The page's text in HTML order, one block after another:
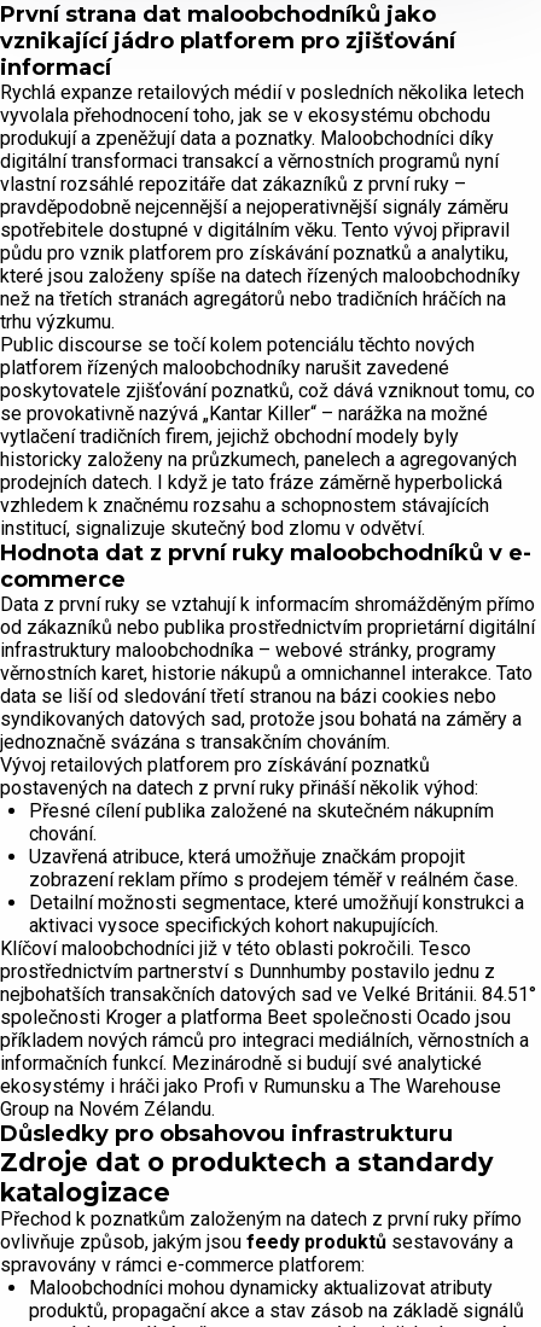
První strana dat maloobchodníků jako
vznikající jádro platforem pro zjišťování
informací
Rychlá expanze retailových médií v posledních několika letech
vyvolala přehodnocení toho, jak se v ekosystému obchodu
produkují a zpeněžují data a poznatky. Maloobchodníci díky
digitální transformaci transakcí a věrnostních programů nyní
vlastní rozsáhlé repozitáře dat zákazníků z první ruky –
pravděpodobně nejcennější a nejoperativnější signály záměru
spotřebitele dostupné v digitálním věku. Tento vývoj připravil
půdu pro vznik platforem pro získávání poznatků a analytiku,
které jsou založeny spíše na datech řízených maloobchodníky
než na třetích stranách agregátorů nebo tradičních hráčích na
trhu výzkumu.
Public discourse se točí kolem potenciálu těchto nových
platforem řízených maloobchodníky narušit zavedené
poskytovatele zjišťování poznatků, což dává vzniknout tomu, co
se provokativně nazývá „Kantar Killer“ – narážka na možné
vytlačení tradičních firem, jejichž obchodní modely byly
historicky založeny na průzkumech, panelech a agregovaných
prodejních datech. I když je tato fráze záměrně hyperbolická
vzhledem k značnému rozsahu a schopnostem stávajících
institucí, signalizuje skutečný bod zlomu v odvětví.
Hodnota dat z první ruky maloobchodníků v e-
commerce
Data z první ruky se vztahují k informacím shromážděným přímo
od zákazníků nebo publika prostřednictvím proprietární digitální
infrastruktury maloobchodníka – webové stránky, programy
věrnostních karet, historie nákupů a omnichannel interakce. Tato
data se liší od sledování třetí stranou na bázi cookies nebo
syndikovaných datových sad, protože jsou bohatá na záměry a
jednoznačně svázána s transakčním chováním.
Vývoj retailových platforem pro získávání poznatků
postavených na datech z první ruky přináší několik výhod:
Přesné cílení publika založené na skutečném nákupním
chování.
Uzavřená atribuce, která umožňuje značkám propojit
zobrazení reklam přímo s prodejem téměř v reálném čase.
Detailní možnosti segmentace, které umožňují konstrukci a
aktivaci vysoce specifických kohort nakupujících.
Klíčoví maloobchodníci již v této oblasti pokročili. Tesco
prostřednictvím partnerství s Dunnhumby postavilo jednu z
nejbohatších transakčních datových sad ve Velké Británii. 84.51°
společnosti Kroger a platforma Beet společnosti Ocado jsou
příkladem nových rámců pro integraci mediálních, věrnostních a
informačních funkcí. Mezinárodně si budují své analytické
ekosystémy i hráči jako Profi v Rumunsku a The Warehouse
Group na Novém Zélandu.
Důsledky pro obsahovou infrastrukturu
Zdroje dat o produktech a standardy
katalogizace
Přechod k poznatkům založeným na datech z první ruky přímo
ovlivňuje způsob, jakým jsou feedy produktů sestavovány a
spravovány v rámci e-commerce platforem:
Maloobchodníci mohou dynamicky aktualizovat atributy
produktů, propagační akce a stav zásob na základě signálů